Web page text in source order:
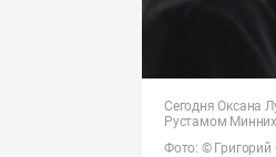
Сегодня Оксана
Рустамом
Фото: ©